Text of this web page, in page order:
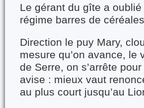
Le gérant du gîte a
régime barres de
Direction le puy Mary,
mesure qu’on avance, le
de Serre, on s’arrête
avise : mieux vaut
au plus court jusqu’au